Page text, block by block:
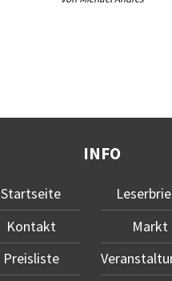
INFO
Startseite
Kontakt
Preisliste
Markt